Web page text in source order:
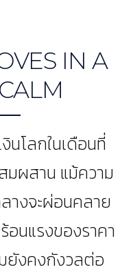
IN A
นโลกในเดือนที่
มผสาน แม้ความ
างจะผ่อนคลาย
นแรงของราคา
ยังคงกังวลต่อ